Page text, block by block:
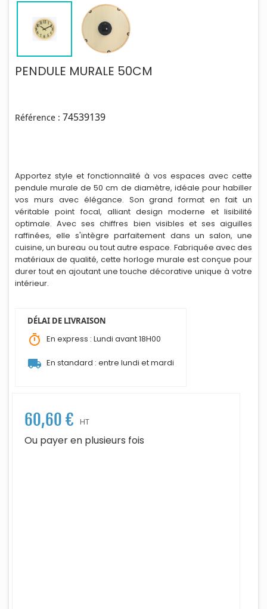
PENDULE MURALE 50CM
Référence : 74539139
Apportez style et fonctionnalité à vos espaces avec cette
pendule murale de 50 cm de diamètre, idéale pour habiller
vos murs avec élégance. Son grand format en fait un
véritable point focal, alliant design moderne et lisibilité
optimale. Avec ses chiffres bien visibles et ses aiguilles
raffinées, elle s'intègre parfaitement dans un salon, une
cuisine, un bureau ou tout autre espace. Fabriquée avec des
matériaux de qualité, cette horloge murale est conçue pour
durer tout en ajoutant une touche décorative unique à votre
intérieur.
DÉLAI DE LIVRAISON
timer En express : Lundi avant 18H00
local_shipping En standard : entre lundi et mardi
60,60 € HT
Ou payer en plusieurs fois